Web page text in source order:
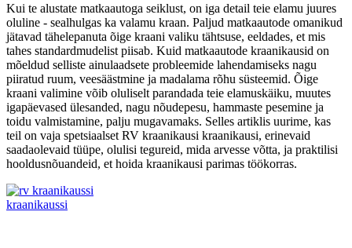
Kui te alustate matkaautoga seiklust, on iga detail teie elamu juures
oluline - sealhulgas ka valamu kraan. Paljud matkaautode omanikud
jätavad tähelepanuta õige kraani valiku tähtsuse, eeldades, et mis
tahes standardmudelist piisab. Kuid matkaautode kraanikausid on
mõeldud selliste ainulaadsete probleemide lahendamiseks nagu
piiratud ruum, veesäästmine ja madalama rõhu süsteemid. Õige
kraani valimine võib oluliselt parandada teie elamuskäiku, muutes
igapäevased ülesanded, nagu nõudepesu, hammaste pesemine ja
toidu valmistamine, palju mugavamaks. Selles artiklis uurime, kas
teil on vaja spetsiaalset RV kraanikausi kraanikausi, erinevaid
saadaolevaid tüüpe, olulisi tegureid, mida arvesse võtta, ja praktilisi
hooldusnõuandeid, et hoida kraanikausi parimas töökorras.